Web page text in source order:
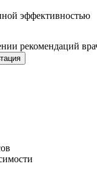
эффективностью
рекомендаций